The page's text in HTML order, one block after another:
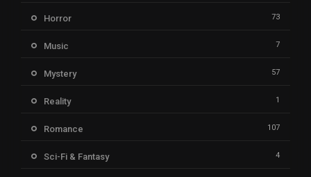
Horror 73
Music 7
Mystery 57
Reality 1
Romance 107
Sci-Fi & Fantasy 4